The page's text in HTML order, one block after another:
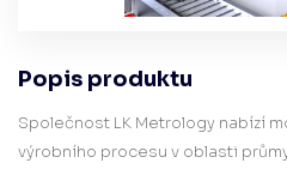
Popis produktu
Společnost LK Metrology nabízí
výrobního procesu v oblasti